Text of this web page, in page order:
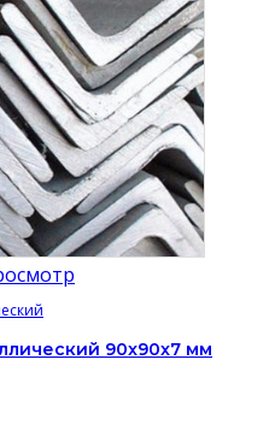
90x90x7 мм